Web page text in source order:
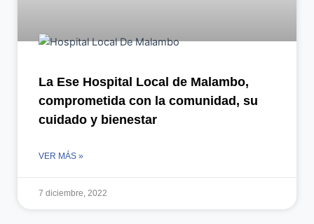
La Ese Hospital Local de Malambo,
comprometida con la comunidad, su
cuidado y bienestar
VER MÁS »
7 diciembre, 2022